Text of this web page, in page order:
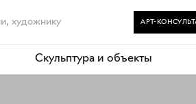
АРТ-
Скульптура и объекты